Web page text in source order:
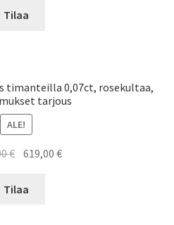
oli:
Tilaa
timanteilla 0,07ct, rosekultaa,
tarjous
ALE!
€ Alkuperäinen
oli:
619,00€Nykyinen
Tilaa